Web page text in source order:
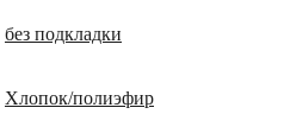
без подкладки
Хлопок/полиэфир